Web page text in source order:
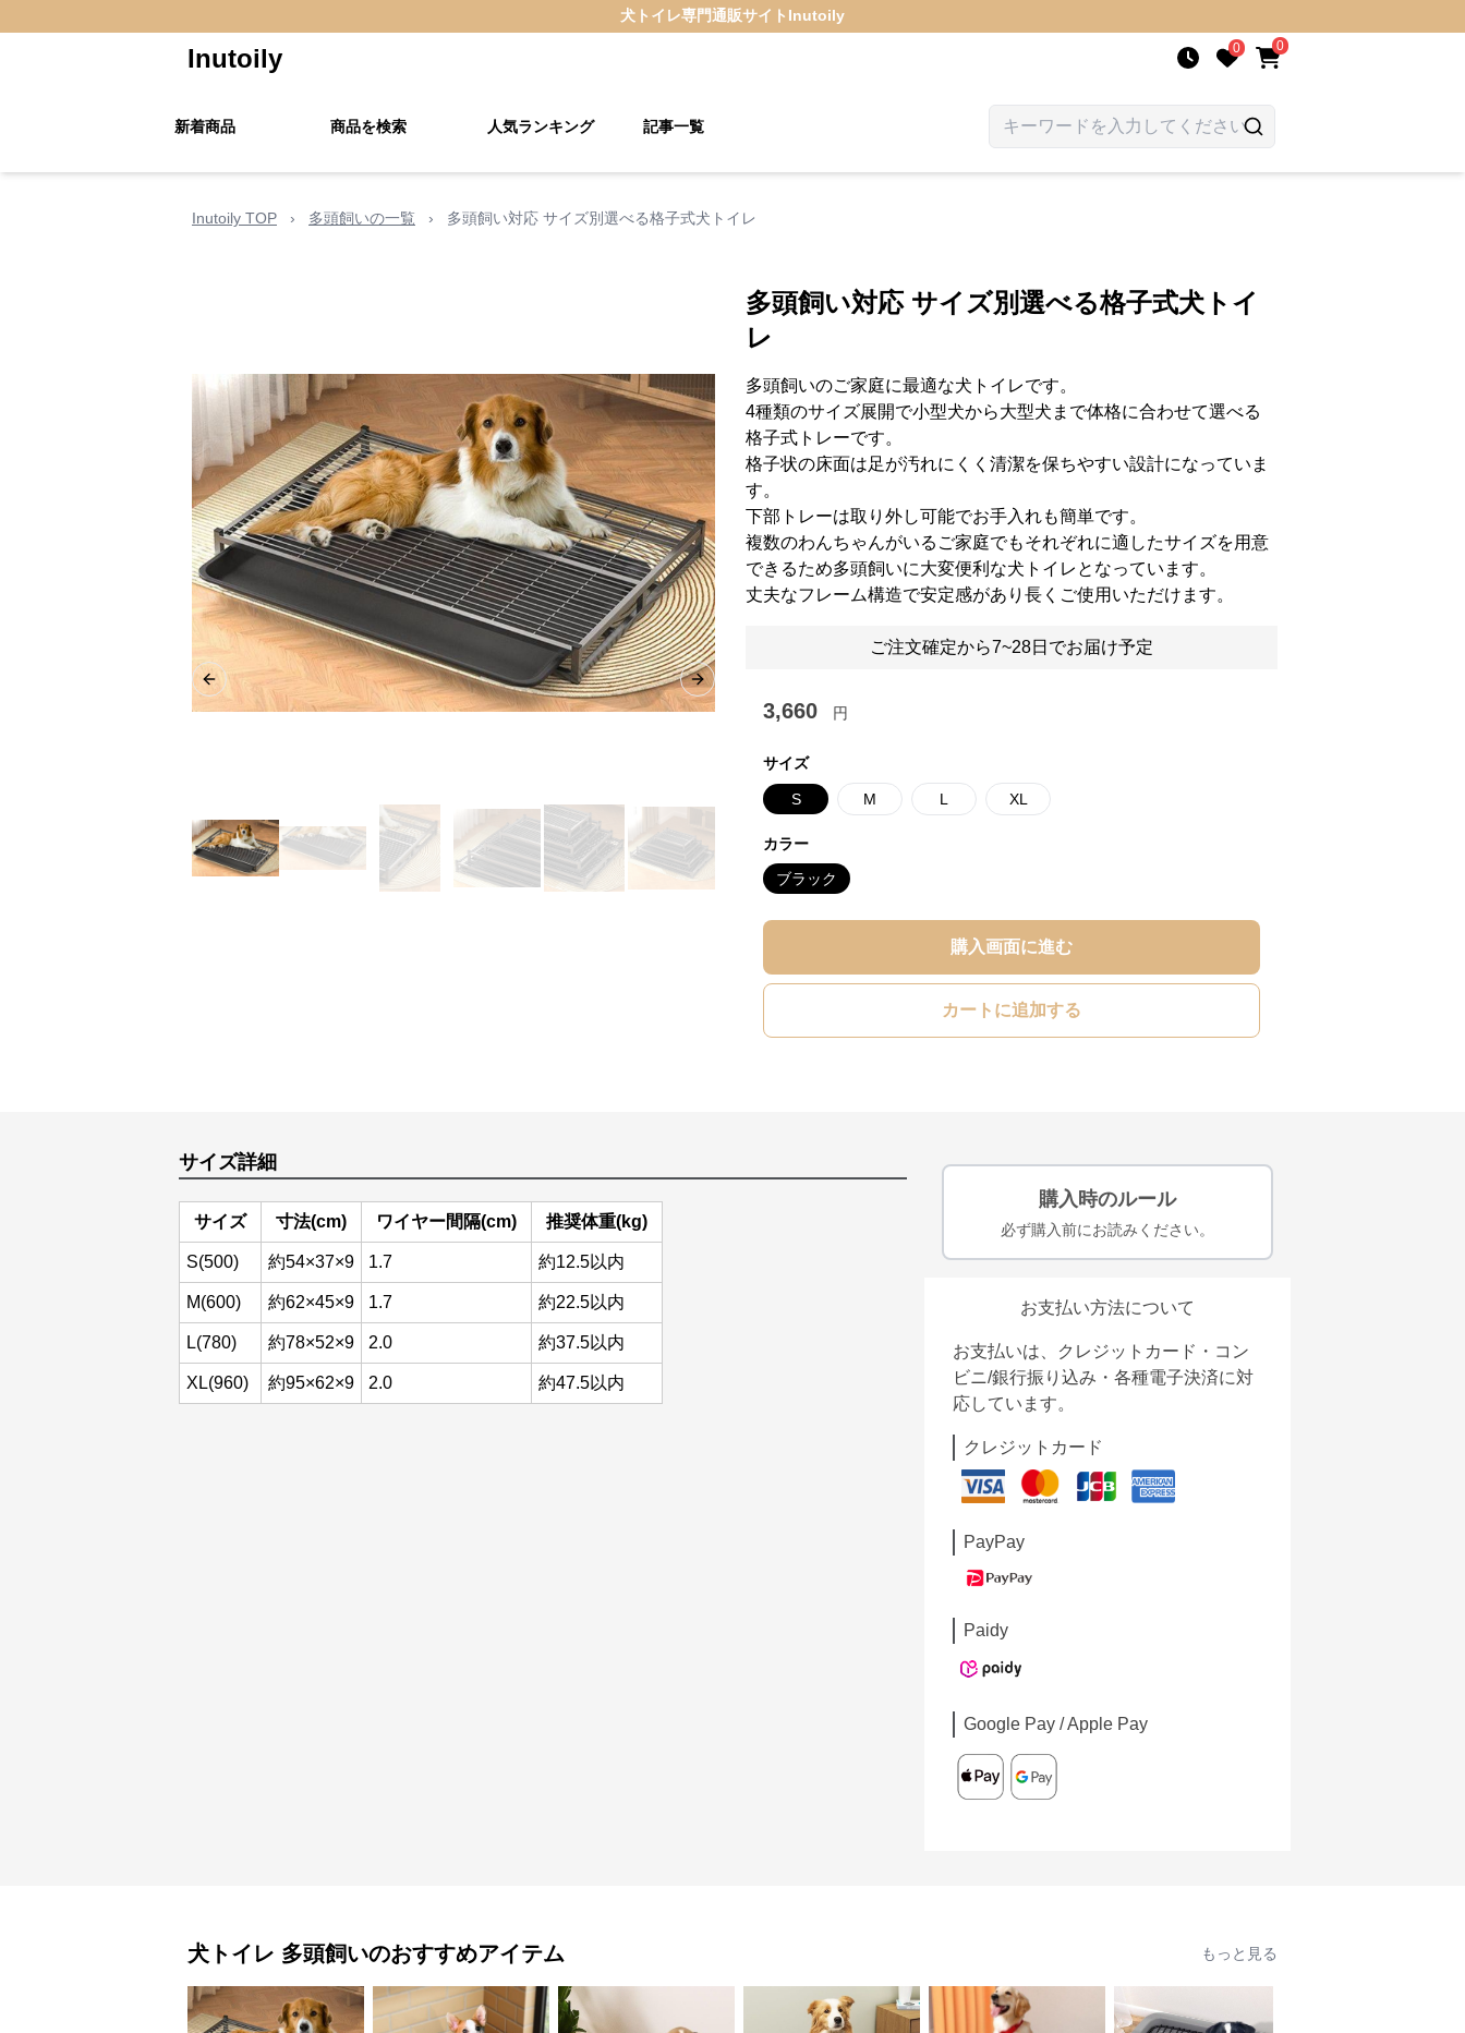
犬トイレ専門通販サイト Inutoily
Inutoily 0 0
新着商品 商品を検索 人気ランキング 記事一覧
Inutoily TOP › 多頭飼いの一覧 › 多頭飼い対応 サイズ別選べる格子式犬トイレ
Previous slide Next slide
多頭飼い対応 サイズ別選べる格子式犬トイ
レ
多頭飼いのご家庭に最適な犬トイレです。
4種類のサイズ展開で小型犬から大型犬まで体格に合わせて選べる
格子式トレーです。
格子状の床面は足が汚れにくく清潔を保ちやすい設計になっていま
す。
下部トレーは取り外し可能でお手入れも簡単です。
複数のわんちゃんがいるご家庭でもそれぞれに適したサイズを用意
できるため多頭飼いに大変便利な犬トイレとなっています。
丈夫なフレーム構造で安定感があり長くご使用いただけます。
ご注文確定から7~28日でお届け予定
3,660 円
サイズ
S M L XL
カラー
ブラック
購入画面に進む
カートに追加する
サイズ詳細
サイズ 寸法(cm) ワイヤー間隔(cm) 推奨体重(kg)
S(500) 約54×37×9 1.7 約12.5以内
M(600) 約62×45×9 1.7 約22.5以内
L(780) 約78×52×9 2.0 約37.5以内
XL(960) 約95×62×9 2.0 約47.5以内
購入時のルール
必ず購入前にお読みください。
お支払い方法について
お支払いは、クレジットカード・コン
ビニ/銀行振り込み・各種電子決済に対
応しています。
クレジットカード
PayPay
Paidy
Google Pay / Apple Pay
犬トイレ 多頭飼いのおすすめアイテム もっと見る